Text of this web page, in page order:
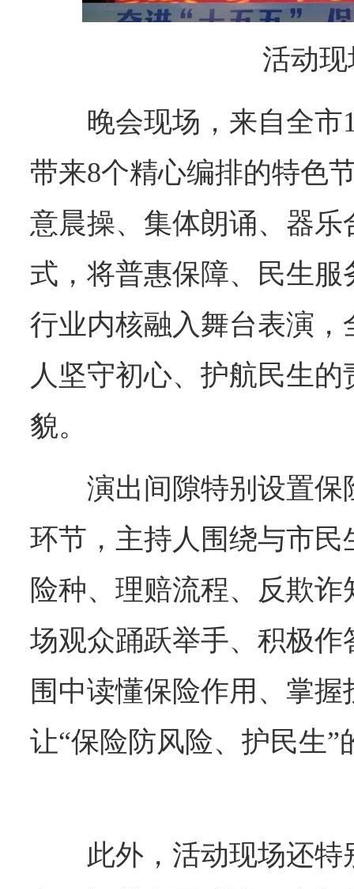
活动现
晚会现场，来自全
带来8个精心编排的特色
意晨操、集体朗诵、器
式，将普惠保障、民生服
行业内核融入舞台表演
人坚守初心、护航民生
貌。
演出间隙特别设置
环节，主持人围绕与市
险种、理赔流程、反欺
场观众踊跃举手、积极
围中读懂保险作用、掌
让“保险防风险、护民生”
此外，活动现场还